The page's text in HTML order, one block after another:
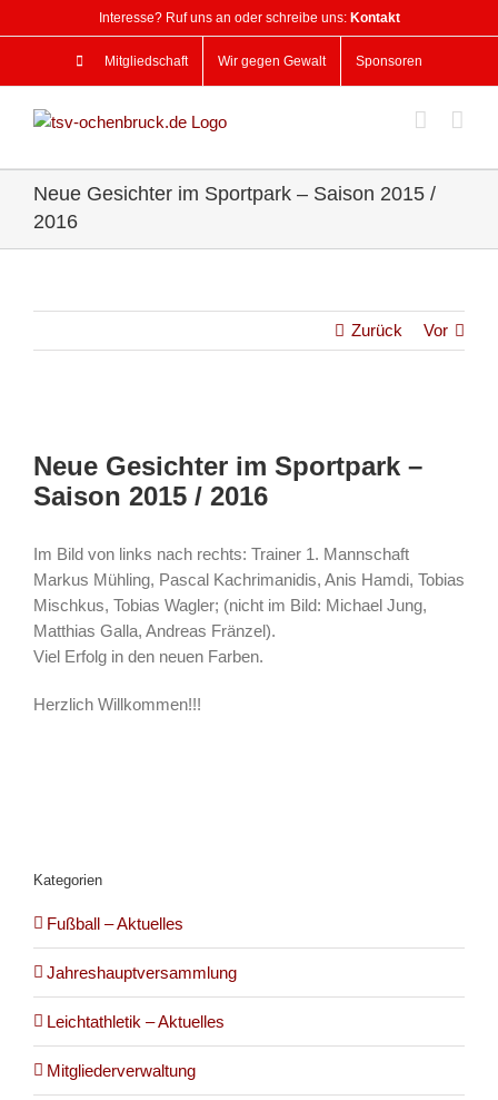
Inhalt
Interesse? Ruf uns an oder schreibe uns: Kontakt
Mitgliedschaft Wir gegen Gewalt Sponsoren
Neue Gesichter im Sportpark – Saison 2015 /
2016
Zurück Vor
grösseres
Bild
Neue Gesichter im Sportpark –
Saison 2015 / 2016
Im Bild von links nach rechts: Trainer 1. Mannschaft
Markus Mühling, Pascal Kachrimanidis, Anis Hamdi, Tobias
Mischkus, Tobias Wagler; (nicht im Bild: Michael Jung,
Matthias Galla, Andreas Fränzel).
Viel Erfolg in den neuen Farben.
Herzlich Willkommen!!!
Kategorien
Fußball – Aktuelles
Jahreshauptversammlung
Leichtathletik – Aktuelles
Mitgliederverwaltung